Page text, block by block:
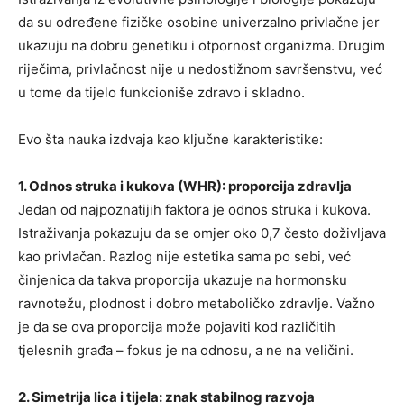
da su određene fizičke osobine univerzalno privlačne jer
ukazuju na dobru genetiku i otpornost organizma. Drugim
riječima, privlačnost nije u nedostižnom savršenstvu, već
u tome da tijelo funkcioniše zdravo i skladno.
Evo šta nauka izdvaja kao ključne karakteristike:
1. Odnos struka i kukova (WHR): proporcija zdravlja
Jedan od najpoznatijih faktora je odnos struka i kukova.
Istraživanja pokazuju da se omjer oko 0,7 često doživljava
kao privlačan. Razlog nije estetika sama po sebi, već
činjenica da takva proporcija ukazuje na hormonsku
ravnotežu, plodnost i dobro metaboličko zdravlje. Važno
je da se ova proporcija može pojaviti kod različitih
tjelesnih građa – fokus je na odnosu, a ne na veličini.
2. Simetrija lica i tijela: znak stabilnog razvoja